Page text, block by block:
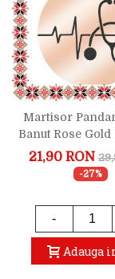
Martisor
Banut Rose Gold
Ritm
21,90 RON
-27%
-
Adauga